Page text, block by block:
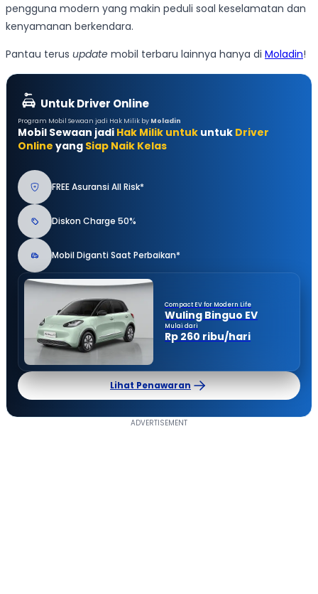
pengguna modern yang makin peduli soal keselamatan dan
kenyamanan berkendara.
Pantau terus update mobil terbaru lainnya hanya di Moladin!
Untuk Driver Online
Program Mobil Sewaan jadi Hak Milik by Moladin
Mobil Sewaan jadi Hak Milik untuk untuk Driver
Online yang Siap Naik Kelas
FREE Asuransi All Risk*
Diskon Charge 50%
Mobil Diganti Saat Perbaikan*
Compact EV for Modern Life
Wuling Binguo EV
Mulai dari
Rp 260 ribu/hari
Lihat Penawaran